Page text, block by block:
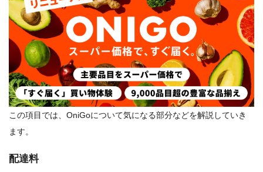
この項目では、OniGoについて気になる部分などを解説していき
ます。
配達料